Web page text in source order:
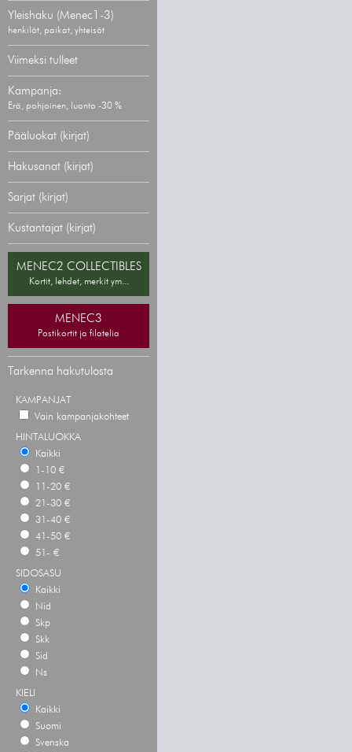
Yleishaku (Menec1-3)
henkilöt, paikat, yhteisöt
Viimeksi tulleet
Kampanja:
Erä, pohjoinen, luonto -30 %
Pääluokat (kirjat)
Hakusanat (kirjat)
Sarjat (kirjat)
Kustantajat (kirjat)
MENEC2 COLLECTIBLES
Kortit, lehdet, merkit ym...
MENEC3
Postikortit ja filatelia
Tarkenna hakutulosta
KAMPANJAT
Vain kampanjakohteet
HINTALUOKKA
Kaikki
1-10 €
11-20 €
21-30 €
31-40 €
41-50 €
51- €
SIDOSASU
Kaikki
Nid
Skp
Skk
Sid
Ns
KIELI
Kaikki
Suomi
Svenska